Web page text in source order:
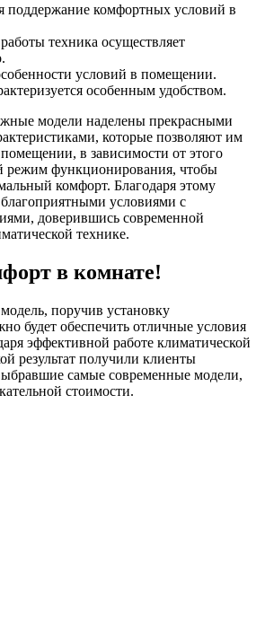
поддержание комфортных условий в
техника осуществляет
условий в помещении.
особенным удобством.
модели наделены прекрасными
которые позволяют им
в зависимости от этого
режим функционирования, чтобы
комфорт. Благодаря этому
условиями с
доверившись современной
технике.
в комнате!
поручив установку
будет обеспечить отличные условия
эффективной работе климатической
результат получили клиенты
самые современные модели,
стоимости.